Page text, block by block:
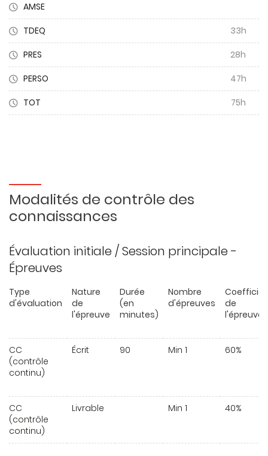
AMSE
TDEQ
33h
PRES
28h
PERSO
47h
TOT
75h
Modalités de contrôle des
connaissances
Évaluation initiale / Session principale -
Épreuves
Type
d'évaluation
Nature
de
l'épreuve
Durée
(en
minutes)
Nombre
d'épreuves
de
l'épreuve
CC
(contrôle
continu)
Écrit 90 Min 1 60%
CC
(contrôle
continu)
Livrable Min 1 40%